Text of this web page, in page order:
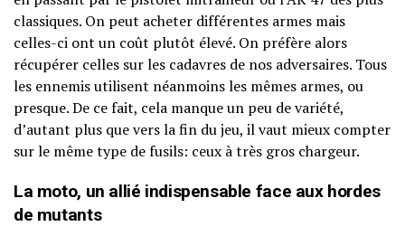
classiques. On peut acheter différentes armes mais
celles-ci ont un coût plutôt élevé. On préfère alors
récupérer celles sur les cadavres de nos adversaires. Tous
les ennemis utilisent néanmoins les mêmes armes, ou
presque. De ce fait, cela manque un peu de variété,
d’autant plus que vers la fin du jeu, il vaut mieux compter
sur le même type de fusils: ceux à très gros chargeur.
La moto, un allié indispensable face aux hordes
de mutants